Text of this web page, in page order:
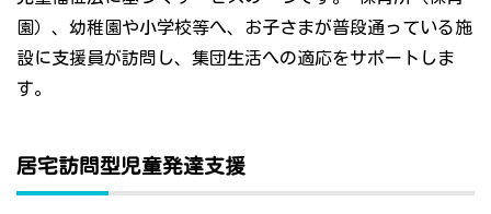
園）、幼稚園や小学校等へ、お子さまが普段通っている施
設に支援員が訪問し、集団生活への適応をサポートしま
す。
居宅訪問型児童発達支援